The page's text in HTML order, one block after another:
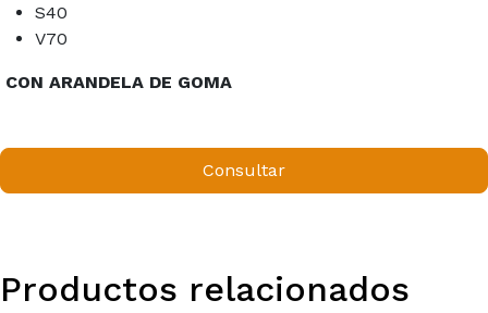
S40
V70
CON ARANDELA DE GOMA
Consultar
Productos relacionados